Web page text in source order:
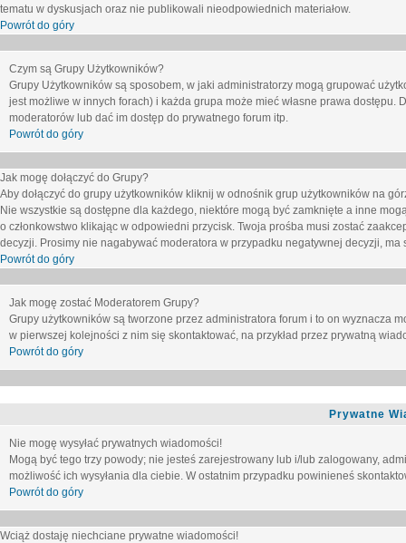
tematu w dyskusjach oraz nie publikowali nieodpowiednich materiałow.
Powrót do góry
Czym są Grupy Użytkowników?
Grupy Użytkowników są sposobem, w jaki administratorzy mogą grupować
jest możliwe w innych forach) i każda grupa może mieć własne prawa
moderatorów lub dać im dostęp do prywatnego forum itp.
Powrót do góry
Jak mogę dołączyć do Grupy?
Aby dołączyć do grupy użytkowników kliknij w odnośnik grup użytkowników na
Nie wszystkie są dostępne dla każdego, niektóre mogą być zamknięte a inne
o członkowstwo klikając w odpowiedni przycisk. Twoja prośba musi zostać
decyzji. Prosimy nie nagabywać moderatora w przypadku negatywnej decyzji, ma
Powrót do góry
Jak mogę zostać Moderatorem Grupy?
Grupy użytkowników są tworzone przez administratora forum i to on wyznacza
w pierwszej kolejności z nim się skontaktować, na przykład przez prywatną
Powrót do góry
Prywatne
Nie mogę wysyłać prywatnych wiadomości!
Mogą być tego trzy powody; nie jesteś zarejestrowany lub i/lub zalogowany,
możliwość ich wysyłania dla ciebie. W ostatnim przypadku powinieneś
Powrót do góry
Wciąż dostaję niechciane prywatne wiadomości!